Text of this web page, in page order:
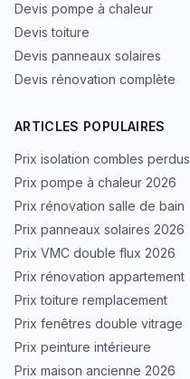
Devis pompe à chaleur
Devis toiture
Devis panneaux solaires
Devis rénovation complète
ARTICLES POPULAIRES
Prix isolation combles perdus
Prix pompe à chaleur 2026
Prix rénovation salle de bain
Prix panneaux solaires 2026
Prix VMC double flux 2026
Prix rénovation appartement
Prix toiture remplacement
Prix fenêtres double vitrage
Prix peinture intérieure
Prix maison ancienne 2026